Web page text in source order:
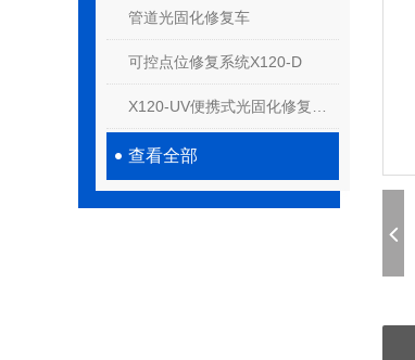
管道光固化修复车
可控点位修复系统X120-D
查看全部